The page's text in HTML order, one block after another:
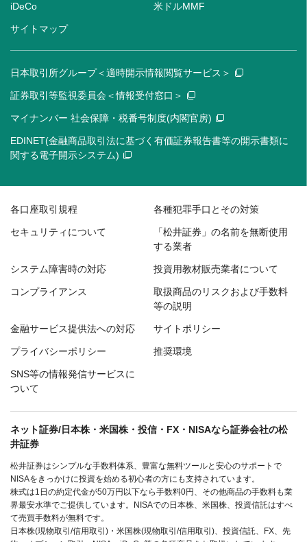
iDeCo 米ドルMMF
サイトマップ
日本取引所グループ＜適時開示情報閲覧サービス＞
証券取引等監視委員会＜情報受付窓口＞
マイナンバー 社会保障・税番号制度(内閣官房)
EDINET(金融商品取引法に基づく有価証券報告書等の開示書類に
関する電子開示システム)
各口座取引規程 各種犯罪手口とその対策
セキュリティについて
「松井証券」の名前を無断使用
する業者
システム障害時の対応 投資用教材販売業者について
コンプライアンス
取扱商品のリスクおよび手数料
等の説明
金融サービス提供法への対応 サイトポリシー
プライバシーポリシー 推奨環境
SNS等の情報発信サービスに
ついて
ネット証券/日本株・米国株・投信・FX・NISAなら証券会社の松
井証券
松井証券はシンプルな手数料体系、豊富な無料ツールと安心のサポートで
NISAをきっかけに投資を始める初心者の方にも支持されています。
株式は1日の約定代金が50万円以下なら手数料0円、その他商品の手数料も業
界最安水準でご提供しています。NISAでの日本株、米国株、投資信託はすべ
て売買手数料が無料です。
日本株(現物取引/信用取引)・米国株(現物取引/信用取引)、投資信託、FX、先